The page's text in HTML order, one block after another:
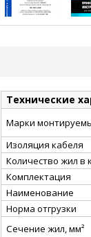
Технические
Марки
Изоляция кабеля
Количество жил в
Комплектация
Наименование
Норма отгрузки
Сечение жил, мм²